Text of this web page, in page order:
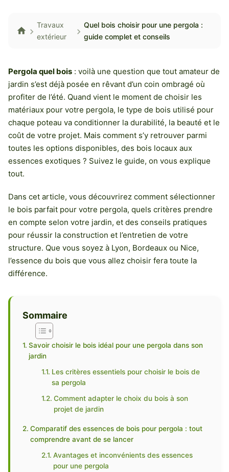
Travaux
extérieur
Quel bois choisir pour une pergola :
guide complet et conseils
Pergola quel bois : voilà une question que tout amateur de
jardin s’est déjà posée en rêvant d’un coin ombragé où
profiter de l’été. Quand vient le moment de choisir les
matériaux pour votre pergola, le type de bois utilisé pour
chaque poteau va conditionner la durabilité, la beauté et le
coût de votre projet. Mais comment s’y retrouver parmi
toutes les options disponibles, des bois locaux aux
essences exotiques ? Suivez le guide, on vous explique
tout.
Dans cet article, vous découvrirez comment sélectionner
le bois parfait pour votre pergola, quels critères prendre
en compte selon votre jardin, et des conseils pratiques
pour réussir la construction et l’entretien de votre
structure. Que vous soyez à Lyon, Bordeaux ou Nice,
l’essence du bois que vous allez choisir fera toute la
différence.
Sommaire
Savoir choisir le bois idéal pour une pergola dans son
jardin
Les critères essentiels pour choisir le bois de
sa pergola
Comment adapter le choix du bois à son
projet de jardin
Comparatif des essences de bois pour pergola : tout
comprendre avant de se lancer
Avantages et inconvénients des essences
pour une pergola